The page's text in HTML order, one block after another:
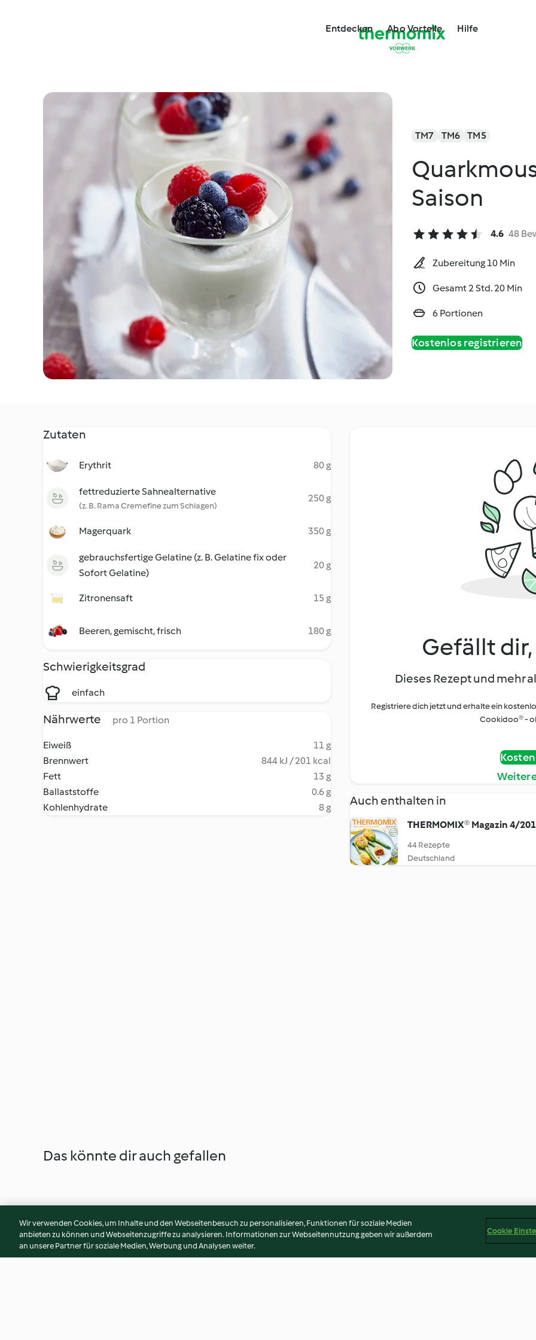
Entdecken Abo Vorteile Hilfe
TM7 TM6 TM5
Saison
4.6 48
Zubereitung 10 Min
Gesamt 2 Std. 20 Min
6 Portionen
Kostenlos registrieren
Zutaten
Erythrit 80 g
fettreduzierte Sahnealternative
(z. B. Rama Cremefine zum Schlagen)
250 g
Magerquark 350 g
gebrauchsfertige Gelatine (z. B. Gelatine fix oder
Sofort Gelatine)
20 g
Zitronensaft 15 g
Beeren, gemischt, frisch 180 g
Schwierigkeitsgrad
einfach
Nährwerte pro 1 Portion
Eiweiß
11 g
Brennwert
844 kJ / 201 kcal
Fett
13 g
Ballaststoffe
0.6 g
Kohlenhydrate
8 g
Gefällt
Dieses Rezept und mehr
Registriere dich jetzt und erhalte ein
Cookidoo® -
Auch enthalten in
THERMOMIX® Magazin 4/
44 Rezepte
Deutschland
Das könnte dir auch gefallen
Wir verwenden Cookies, um Inhalte und den Webseitenbesuch zu personalisieren, Funktionen für soziale Medien
anbieten zu können und Webseitenzugriffe zu analysieren. Informationen zur Webseitennutzung geben wir außerdem
an unsere Partner für soziale Medien, Werbung und Analysen weiter.
Cookie